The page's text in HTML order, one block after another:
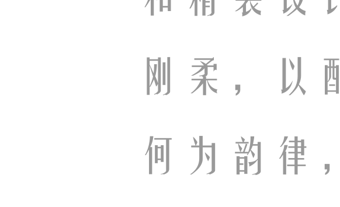
刚柔，以
何为韵律